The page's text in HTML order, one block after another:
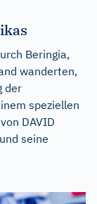
Beringia,
wanderten,
der
speziellen
DAVID
seine